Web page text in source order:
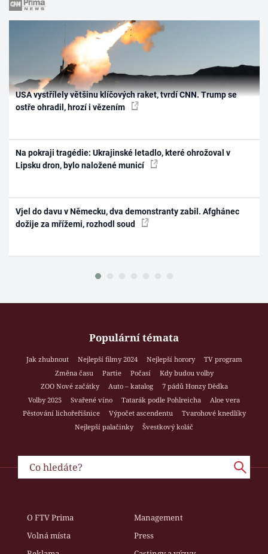
USA vystřílely většinu klíčových raket, tvrdí CNN. Trump se
ostře ohradil, hrozí i vězením
Na pokraji tragédie: Ukrajinské letadlo, které ohrožoval v
Lipsku dron, bylo naložené municí
Vjel do davu v Německu, dva demonstranty zabil. Afghánec
dožije za mřížemi, rozhodl soud
Populární témata
Jak zhubnout Nejlepší filmy 2024 Nejlepší horory
TV program
Změna času
Partie Počasí
Kdy budou volby
ZOO Nové začátky
Auto – katalog
7 pádů Honzy Dědka
Volby 2025
Svařené víno Tatarák podle Pohlreicha
Aloe vera
Pěstování lichořeřišnice
Výpočet ascendentu
Tvarohové knedlíky
Nejlepší palačinky
Švestkový koláč
O FTV Prima
Management
Volná místa
Press